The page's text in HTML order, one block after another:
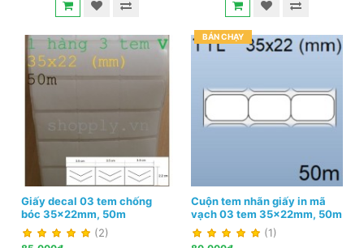
Giấy decal 03 tem chống
bóc 35x22mm, 50m
(2)
BÁN CHẠY
Cuộn tem nhãn giấy in mã
vạch 03 tem 35x22mm, 50m
(1)